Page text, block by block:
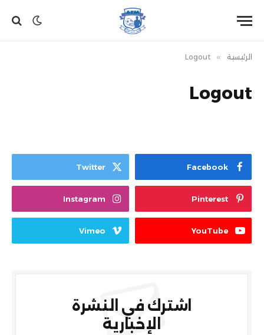
الرئيسية »
Logout
Logout
Facebook
Twitter
Pinterest
Instagram
YouTube
Vimeo
اشترك في النشرة
الإخبارية